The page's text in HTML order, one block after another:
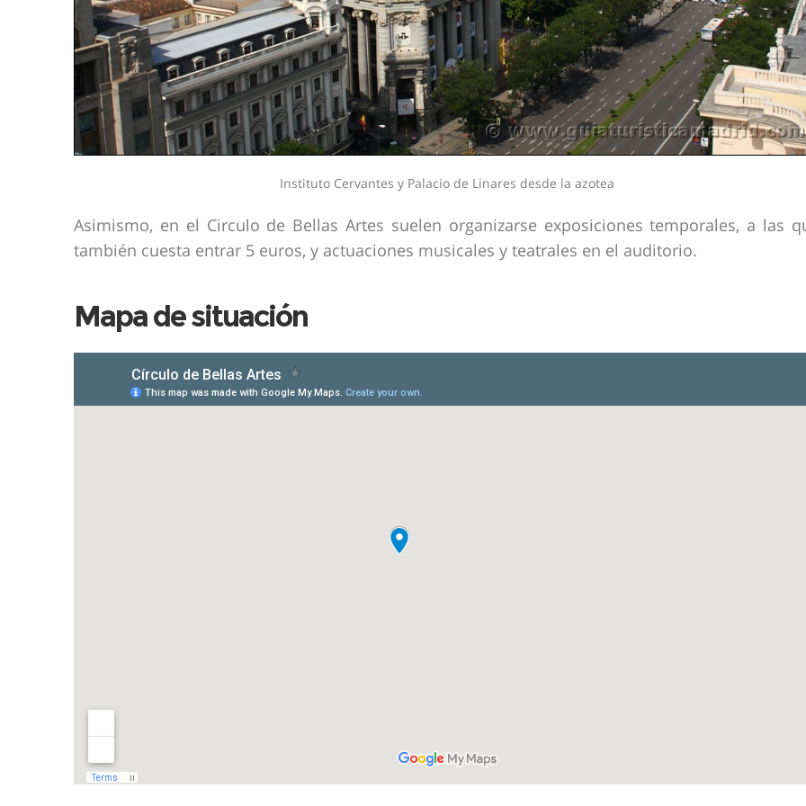
Instituto Cervantes y Palacio de Linares desde la azotea
Asimismo, en el Circulo de Bellas Artes suelen organizarse exposiciones temporales, a las
también cuesta entrar 5 euros, y actuaciones musicales y teatrales en el auditorio.
Mapa de situación